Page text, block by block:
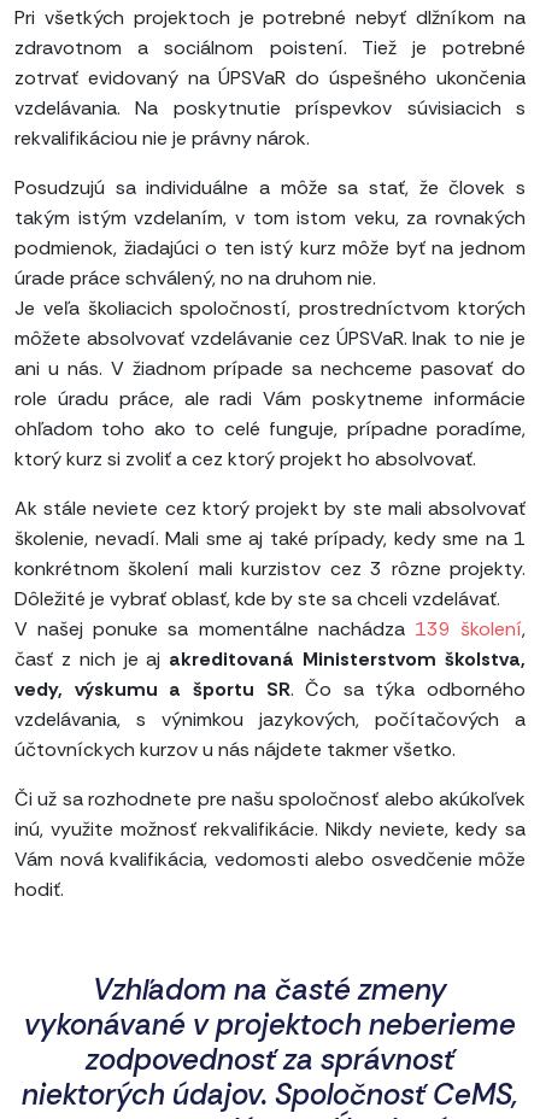
Pri všetkých projektoch je potrebné nebyť dlžníkom na
zdravotnom a sociálnom poistení. Tiež je potrebné
zotrvať evidovaný na ÚPSVaR do úspešného ukončenia
vzdelávania. Na poskytnutie príspevkov súvisiacich s
rekvalifikáciou nie je právny nárok.
Posudzujú sa individuálne a môže sa stať, že človek s
takým istým vzdelaním, v tom istom veku, za rovnakých
podmienok, žiadajúci o ten istý kurz môže byť na jednom
úrade práce schválený, no na druhom nie.
Je veľa školiacich spoločností, prostredníctvom ktorých
môžete absolvovať vzdelávanie cez ÚPSVaR. Inak to nie je
ani u nás. V žiadnom prípade sa nechceme pasovať do
role úradu práce, ale radi Vám poskytneme informácie
ohľadom toho ako to celé funguje, prípadne poradíme,
ktorý kurz si zvoliť a cez ktorý projekt ho absolvovať.
Ak stále neviete cez ktorý projekt by ste mali absolvovať
školenie, nevadí. Mali sme aj také prípady, kedy sme na 1
konkrétnom školení mali kurzistov cez 3 rôzne projekty.
Dôležité je vybrať oblasť, kde by ste sa chceli vzdelávať.
V našej ponuke sa momentálne nachádza 139 školení,
časť z nich je aj akreditovaná Ministerstvom školstva,
vedy, výskumu a športu SR. Čo sa týka odborného
vzdelávania, s výnimkou jazykových, počítačových a
účtovníckych kurzov u nás nájdete takmer všetko.
Či už sa rozhodnete pre našu spoločnosť alebo akúkoľvek
inú, využite možnosť rekvalifikácie. Nikdy neviete, kedy sa
Vám nová kvalifikácia, vedomosti alebo osvedčenie môže
hodiť.
Vzhľadom na časté zmeny
vykonávané v projektoch neberieme
zodpovednosť za správnosť
niektorých údajov. Spoločnosť CeMS,